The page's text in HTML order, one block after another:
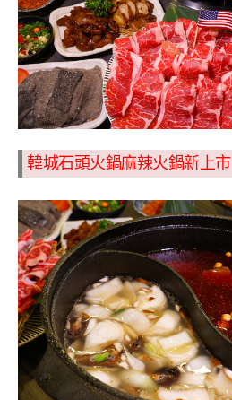
韓城石頭火鍋麻辣火鍋新上市